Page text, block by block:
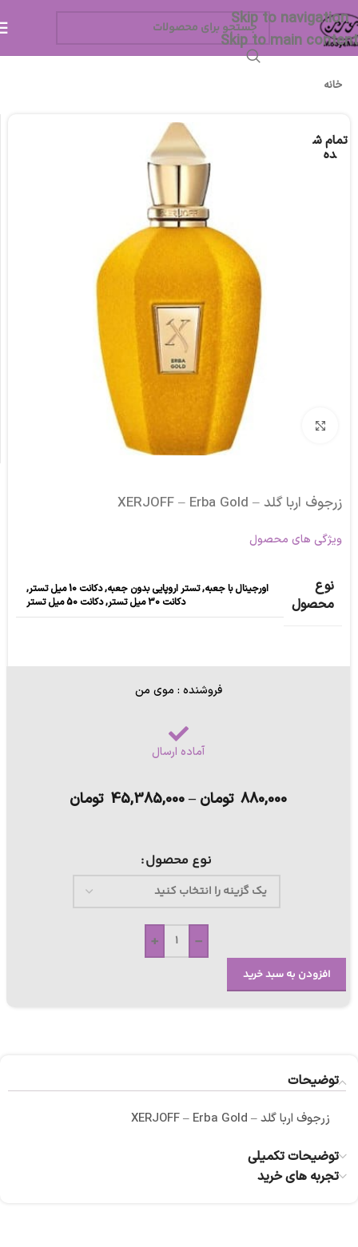
Skip to navigation
Skip to main content
خانه
تمام ش
ده
برای بزرگنمایی کلیک کنید
زرجوف اربا گلد – XERJOFF – Erba Gold
ویژگی های محصول
نوع
محصول
اورجینال با جعبه,تستر اروپایی بدون جعبه,دکانت 10 میل تستر
,
دکانت 30 میل تستر
,دکانت 50 میل تستر
فروشنده : موی من
آماده ارسال
880,000 تومان –
45,385,000 تومان
نوع محصول
-
+
افزودن به سبد خرید
توضیحات
زرجوف اربا گلد – XERJOFF – Erba Gold
توضیحات تکمیلی
تجربه های خرید